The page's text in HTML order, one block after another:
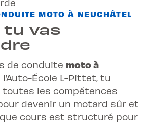
MOTO À NEUCHÂTEL
tu vas
de conduite moto à
l’Auto-École L-Pittet, tu
toutes les compétences
devenir un motard sûr et
cours est structuré pour